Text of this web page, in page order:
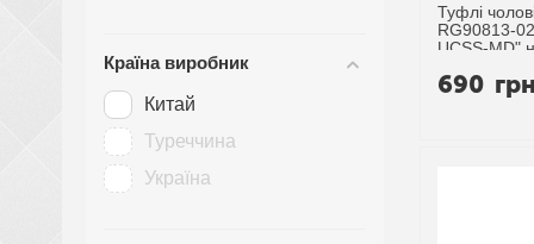
Туфлі
RG90813-
UCSS-MD"
690 грн
Країна виробник
Китай
Туреччина
Україна